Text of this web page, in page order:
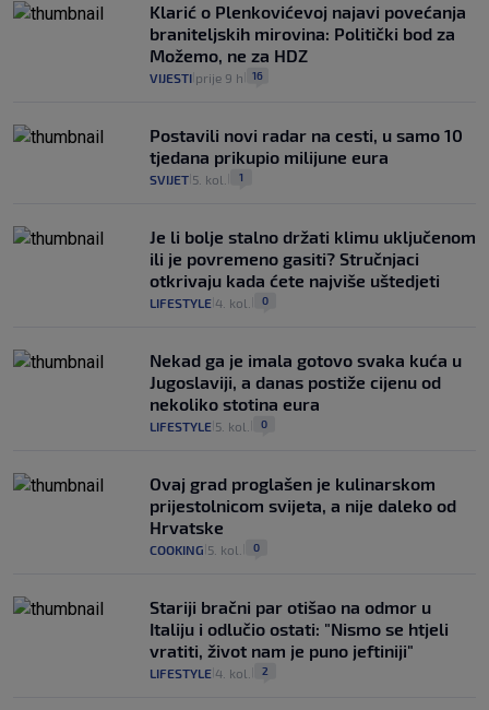
Klarić o Plenkovićevoj najavi povećanja
braniteljskih mirovina: Politički bod za
Možemo, ne za HDZ
VIJESTI prije 9 h 16
Postavili novi radar na cesti, u samo 10
tjedana prikupio milijune eura
SVIJET 5. kol. 1
Je li bolje stalno držati klimu uključenom
ili je povremeno gasiti? Stručnjaci
otkrivaju kada ćete najviše uštedjeti
LIFESTYLE 4. kol. 0
Nekad ga je imala gotovo svaka kuća u
Jugoslaviji, a danas postiže cijenu od
nekoliko stotina eura
LIFESTYLE 5. kol. 0
Ovaj grad proglašen je kulinarskom
prijestolnicom svijeta, a nije daleko od
Hrvatske
COOKING 5. kol. 0
Stariji bračni par otišao na odmor u
Italiju i odlučio ostati: "Nismo se htjeli
vratiti, život nam je puno jeftiniji"
LIFESTYLE 4. kol. 2